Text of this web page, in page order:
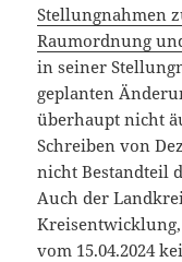
Stellungnahmen
Raumordnung
in seiner
geplanten
überhaupt nicht
Schreiben von
nicht Bestandteil
Auch der
vom 15.04.2024